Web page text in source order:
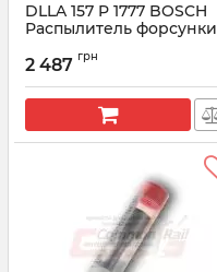
DLLA 157 P 1777 BOSCH
Распылитель форсунки
Артикул: 0433172084
2 487 грн